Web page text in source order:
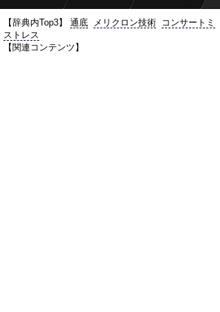
【辞典内Top3】 通底 メリクロン技術
コンサートミ
ストレス
【関連コンテンツ】